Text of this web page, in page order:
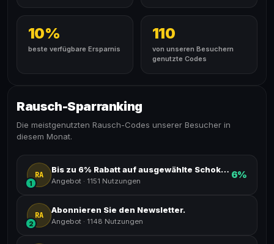
10%
beste verfügbare Ersparnis
110
von unseren Besuchern
genutzte Codes
Rausch-Sparranking
Die meistgenutzten Rausch-Codes unserer Besucher in
diesem Monat.
RA
1
Bis zu 6% Rabatt auf ausgewählte Schokoladenkreationen.
Angebot · 1151 Nutzungen
6%
RA
2
Abonnieren Sie den Newsletter.
Angebot · 1148 Nutzungen